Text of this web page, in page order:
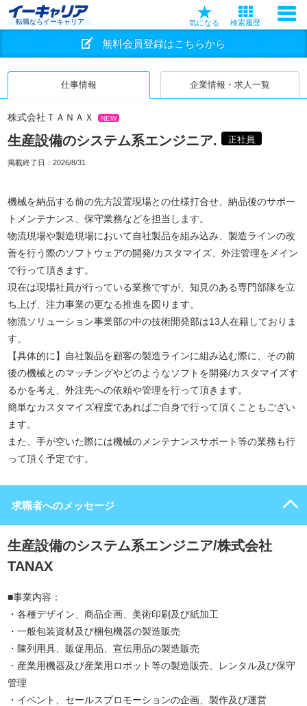
転職ならイーキャリア 気になる 検索履歴
無料会員登録はこちらから
仕事情報 企業情報・求人一覧
株式会社ＴＡＮＡＸ NEW
生産設備のシステム系エンジニア. 正社員
掲載終了日： 2026/8/31
機械を納品する前の先方設置現場との仕様打合せ、納品後のサポー
トメンテナンス、保守業務などを担当します。
物流現場や製造現場において自社製品を組み込み、製造ラインの改
善を行う際のソフトウェアの開発/カスタマイズ、外注管理をメイン
で行って頂きます。
現在は現場社員が行っている業務ですが、知見のある専門部隊を立
ち上げ、注力事業の更なる推進を図ります。
物流ソリューション事業部の中の技術開発部は13人在籍しておりま
す。
【具体的に】自社製品を顧客の製造ラインに組み込む際に、その前
後の機械とのマッチングやどのようなソフトを開発/カスタマイズす
るかを考え、外注先への依頼や管理を行って頂きます。
簡単なカスタマイズ程度であればご自身で行って頂くこともござい
ます。
また、手が空いた際には機械のメンテナンスサポート等の業務も行
って頂く予定です。
求職者へのメッセージ
生産設備のシステム系エンジニア/株式会社
TANAX
■事業内容：
・各種デザイン、商品企画、美術印刷及び紙加工
・一般包装資材及び梱包機器の製造販売
・陳列用具、販促用品、宣伝用品の製造販売
・産業用機器及び産業用ロボット等の製造販売、レンタル及び保守
管理
・イベント、セールスプロモーションの企画、製作及び運営